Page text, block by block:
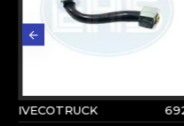
IVECOTRUCK